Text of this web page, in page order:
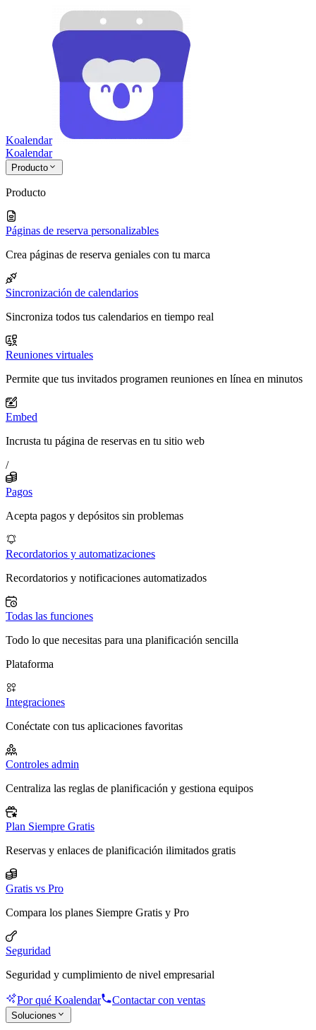
Koalendar
Koalendar
Producto
Producto
Páginas de reserva personalizables
Crea páginas de reserva geniales con tu marca
Sincronización de calendarios
Sincroniza todos tus calendarios en tiempo real
Reuniones virtuales
Permite que tus invitados programen reuniones en línea en minutos
Embed
Incrusta tu página de reservas en tu sitio web
/
Pagos
Acepta pagos y depósitos sin problemas
Recordatorios y automatizaciones
Recordatorios y notificaciones automatizados
Todas las funciones
Todo lo que necesitas para una planificación sencilla
Plataforma
Integraciones
Conéctate con tus aplicaciones favoritas
Controles admin
Centraliza las reglas de planificación y gestiona equipos
Plan Siempre Gratis
Reservas y enlaces de planificación ilimitados gratis
Gratis vs Pro
Compara los planes Siempre Gratis y Pro
Seguridad
Seguridad y cumplimiento de nivel empresarial
Por qué Koalendar Contactar con ventas
Soluciones